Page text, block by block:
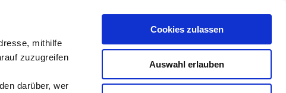
mithilfe
zuzugreifen
darüber, wer
Cookies zulassen
Auswahl erlauben